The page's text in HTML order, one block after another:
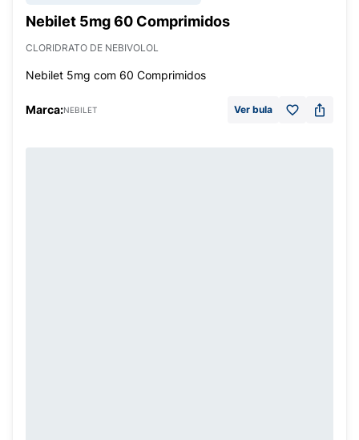
Nebilet 5mg 60 Comprimidos
CLORIDRATO DE NEBIVOLOL
Nebilet 5mg com 60 Comprimidos
Marca:NEBILET Ver bula